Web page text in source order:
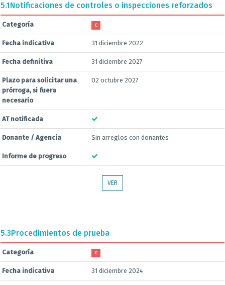
5.1Notificaciones de controles o inspecciones reforzados
Categoría C
Fecha indicativa 31 diciembre 2022
Fecha definitiva 31 diciembre 2027
Plazo para solicitar una
prórroga, si fuera
necesario
02 octubre 2027
AT notificada
Donante / Agencia Sin arreglos con donantes
Informe de progreso
VER
5.3Procedimientos de prueba
Categoría C
Fecha indicativa 31 diciembre 2024